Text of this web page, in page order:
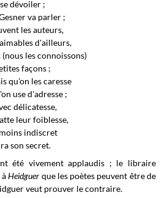
dévoiler ;
va parler ;
les auteurs,
d'ailleurs,
(nous les connoissons)
façons ;
qu'on les caresse
use d'adresse ;
délicatesse,
leur foiblesse,
indiscret
son secret.
été vivement applaudis ; le libraire
àHeidguer que les poètes peuvent être de
veut prouver le contraire.